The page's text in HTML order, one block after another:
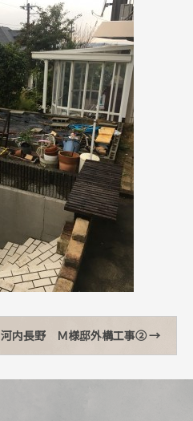
河内長野 Ｍ様邸外構工事②→